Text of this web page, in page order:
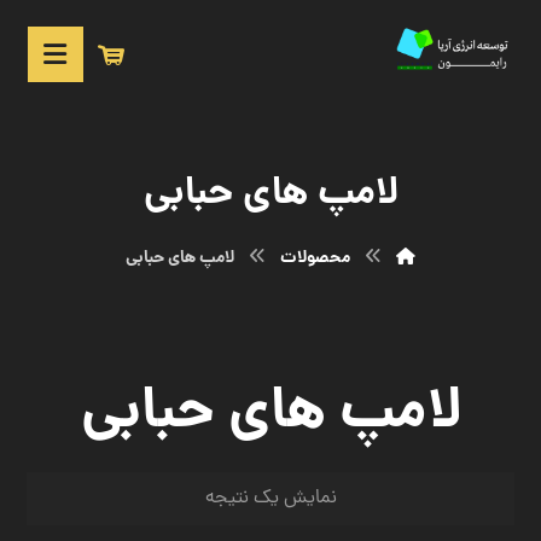
لامپ های حبابی
محصولات لامپ های حبابی
لامپ های حبابی
نمایش یک نتیجه